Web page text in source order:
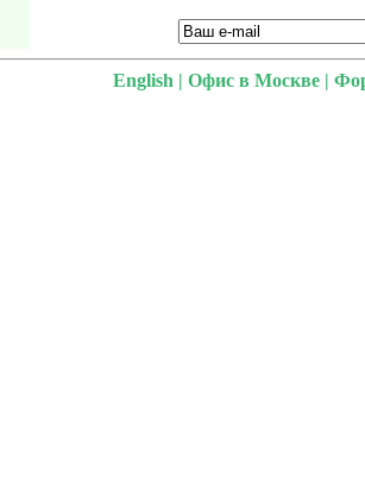
English | Офис в Москве |